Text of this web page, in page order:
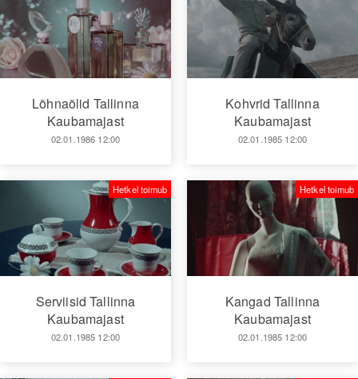
Lõhnaõlid Tallinna
Kaubamajast
02.01.1986 12:00
Kohvrid Tallinna
Kaubamajast
02.01.1985 12:00
Serviisid Tallinna
Kaubamajast
02.01.1985 12:00
Hetkel toimub
Kangad Tallinna
Kaubamajast
02.01.1985 12:00
Hetkel toimub